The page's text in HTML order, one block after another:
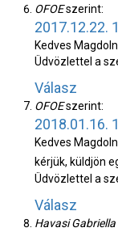
OFOEszerint:
2017.12.22.
Kedves
Üdvözlettel a
Válasz
OFOEszerint:
2018.01.16.
Kedves
kérjük, küldjön
Üdvözlettel a
Válasz
Havasi Gabriella